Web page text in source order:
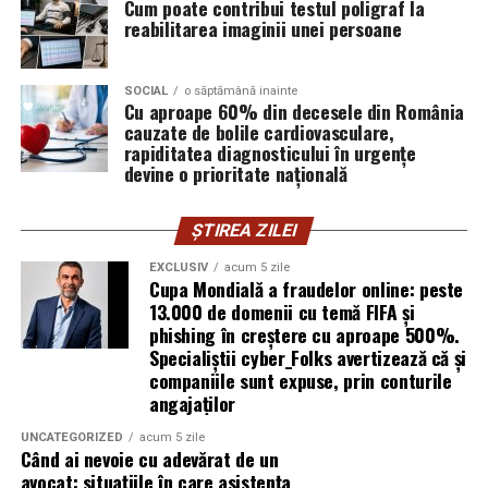
exploatează doar serverele, ci mai ales oamenii. Niciun
furnizor de hosting nu poate opri un utilizator să își
introducă parola pe o pagină clonată. În acel moment,
vigilența utilizatorului rămâne prima linie de apărare”,
explică Horațiu Șimon, Chief Technology Officer
cyber_Folks România.
Subiectul a fost semnalat și de FBI, care a inclus în
informările din ultima lună amenințările asociate
turneului, de la fraude online și furtul datelor până la
operațiuni de dezinformare.
Avertismentele publice s-au concentrat în principal
asupra fanilor și infrastructurii orașelor gazdă, însă
specialiștii atrag atenția că firmele pot fi afectate
inclusiv atunci când nu au nicio legătură directă cu
industria sportului, turismului sau vânzarea de bilete.
Atacurile sunt mai eficiente în contextul
Cum poate contribui testul poligraf la
reabilitarea imaginii unei persoane
SOCIAL o săptămână inainte
Cu aproape 60% din decesele din România
cauzate de bolile cardiovasculare,
rapiditatea diagnosticului în urgențe
devine o prioritate națională
ȘTIREA ZILEI
EXCLUSIV acum 5 zile
Cupa Mondială a fraudelor online: peste
13.000 de domenii cu temă FIFA și
phishing în creștere cu aproape 500%.
Specialiștii cyber_Folks avertizează că și
companiile sunt expuse, prin conturile
angajaților
UNCATEGORIZED acum 5 zile
Când ai nevoie cu adevărat de un
avocat: situațiile în care asistența